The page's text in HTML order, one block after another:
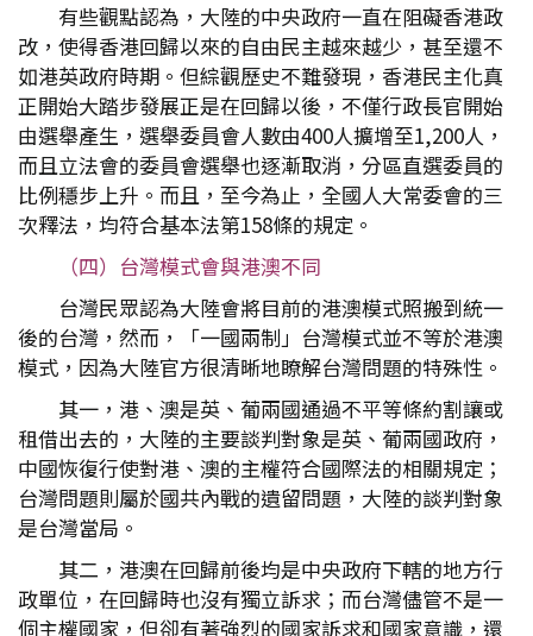
有些觀點認為，大陸的中央政府一直在阻礙香港政
改，使得香港回歸以來的自由民主越來越少，甚至還不
如港英政府時期。但綜觀歷史不難發現，香港民主化真
正開始大踏步發展正是在回歸以後，不僅行政長官開始
由選舉產生，選舉委員會人數由400人擴增至1,200人，
而且立法會的委員會選舉也逐漸取消，分區直選委員的
比例穩步上升。而且，至今為止，全國人大常委會的三
次釋法，均符合基本法第158條的規定。
（四）台灣模式會與港澳不同
台灣民眾認為大陸會將目前的港澳模式照搬到統一
後的台灣，然而，「一國兩制」台灣模式並不等於港澳
模式，因為大陸官方很清晰地瞭解台灣問題的特殊性。
其一，港、澳是英、葡兩國通過不平等條約割讓或
租借出去的，大陸的主要談判對象是英、葡兩國政府，
中國恢復行使對港、澳的主權符合國際法的相關規定；
台灣問題則屬於國共內戰的遺留問題，大陸的談判對象
是台灣當局。
其二，港澳在回歸前後均是中央政府下轄的地方行
政單位，在回歸時也沒有獨立訴求；而台灣儘管不是一
個主權國家，但卻有著強烈的國家訴求和國家意識，還